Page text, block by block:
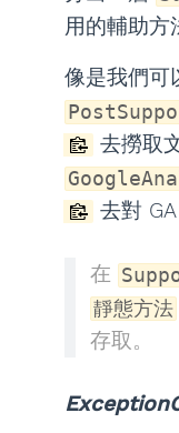
用的輔助方
像是我們可
去撈取
去對 GA
在
靜態方法
存取。